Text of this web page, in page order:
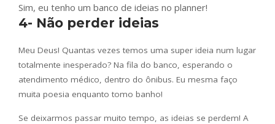
Sim, eu tenho um banco de ideias no planner!
4- Não perder ideias
Meu Deus! Quantas vezes temos uma super ideia num lugar
totalmente inesperado? Na fila do banco, esperando o
atendimento médico, dentro do ônibus. Eu mesma faço
muita poesia enquanto tomo banho!
Se deixarmos passar muito tempo, as ideias se perdem! A